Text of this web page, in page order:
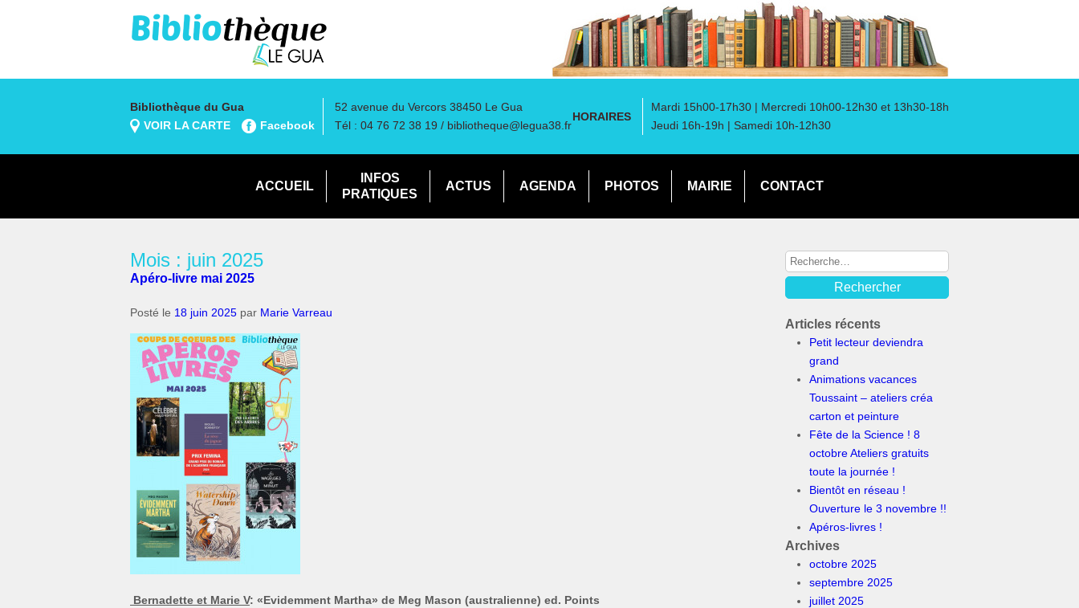
Bibliothèque du Gua
VOIR LA CARTE
Facebook
52 avenue du Vercors 38450 Le Gua
Tél : 04 76 72 38 19 / bibliotheque@legua38.fr
HORAIRES
Mardi 15h00-17h30 | Mercredi 10h00-12h30 et 13h30-18h
Jeudi 16h-19h | Samedi 10h-12h30
ACCUEIL
INFOS
PRATIQUES
ACTUS AGENDA PHOTOS MAIRIE CONTACT
Mois : juin 2025
Apéro-livre mai 2025
Posté le 18 juin 2025 par Marie Varreau
Bernadette et Marie V: «Evidemment Martha» de Meg Mason (australienne) ed. Points
Articles récents
Petit lecteur deviendra
grand
Animations vacances
Toussaint – ateliers créa
carton et peinture
Fête de la Science ! 8
octobre Ateliers gratuits
toute la journée !
Bientôt en réseau !
Ouverture le 3 novembre !!
Apéros-livres !
Archives
octobre 2025
septembre 2025
juillet 2025